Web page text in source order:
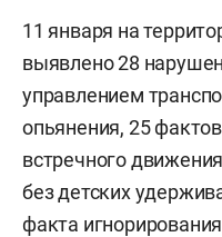
11 января на
выявлено 28
управлением
опьянения, 25
встречного
без детских
факта